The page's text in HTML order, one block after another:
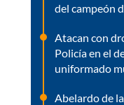
del campeón
Atacan con
Policía en el
uniformado
Abelardo de